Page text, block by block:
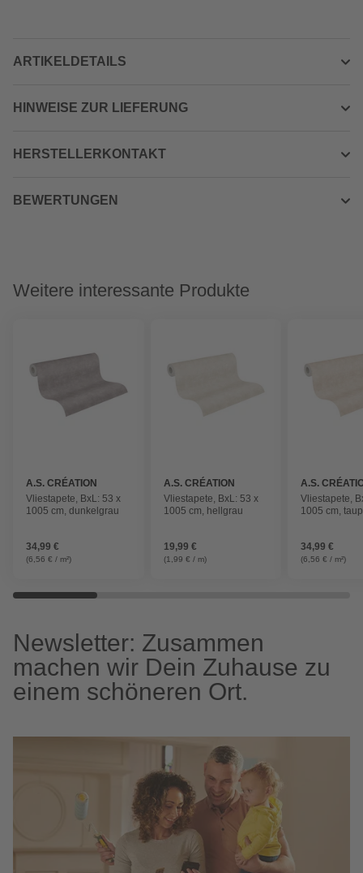
ARTIKELDETAILS
HINWEISE ZUR LIEFERUNG
HERSTELLERKONTAKT
BEWERTUNGEN
Weitere interessante Produkte
A.S. CRÉATION
Vliestapete, BxL: 53 x
1005 cm, dunkelgrau
34,99 €
(6,56 € / m²)
A.S. CRÉATION
Vliestapete, BxL: 53 x
1005 cm, hellgrau
19,99 €
(1,99 € / m)
A.S.
Vliestapete,
1005 cm,
34,99 €
(6,56 € / m²)
Newsletter: Zusammen
machen wir Dein Zuhause zu
einem schöneren Ort.